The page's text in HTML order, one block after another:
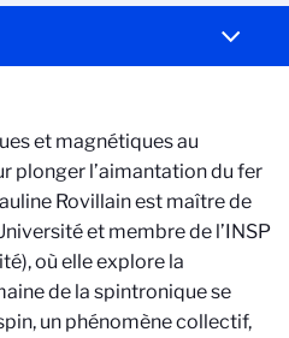
et magnétiques au
plonger l’aimantation du fer
Rovillain est maître de
et membre de l’INSP
où elle explore la
de la spintronique se
un phénomène collectif,